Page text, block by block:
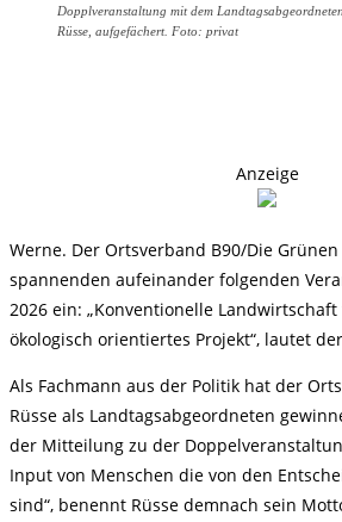
Dopplveranstaltung mit dem
Rüsse, aufgefächert. Foto: privat
Anzeige
Werne. Der Ortsverband B90/Die
spannenden aufeinander folgenden
2026 ein: „Konventionelle
ökologisch orientiertes Projekt“, lautet
Als Fachmann aus der Politik hat der
Rüsse als Landtagsabgeordneten
der Mitteilung zu der
Input von Menschen die von den
sind“, benennt Rüsse demnach sein